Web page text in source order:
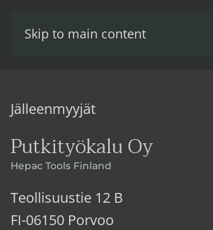
Skip to main content
Jälleenmyyjät
Putkityökalu Oy
Hepac Tools Finland
Teollisuustie 12 B
FI-06150 Porvoo